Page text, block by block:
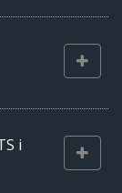
i